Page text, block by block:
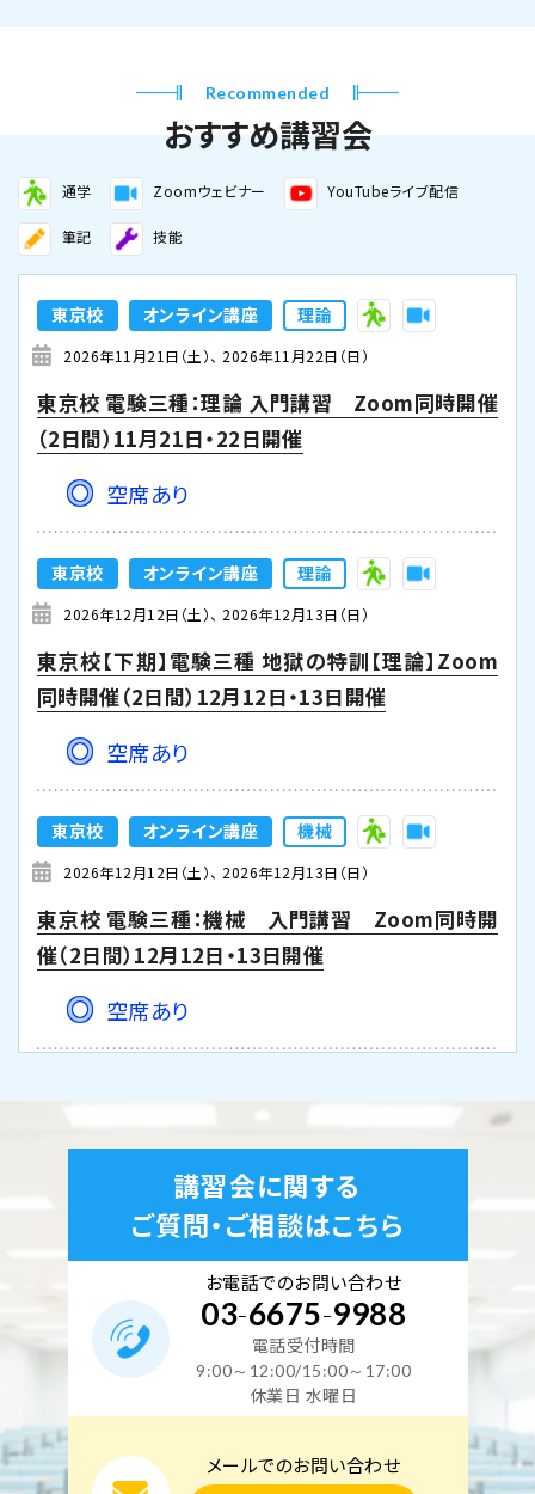
Recommended
おすすめ講習会
通学 Zoomウェビナー YouTubeライブ配信
筆記 技能
東京校 オンライン講座 理論
2026年11月21日（土） 2026年11月22日（日）
東京校 電験三種：理論 入門講習 Zoom同時開催
（2日間）11月21日・22日開催
空席あり
東京校 オンライン講座 理論
2026年12月12日（土） 2026年12月13日（日）
東京校【下期】電験三種 地獄の特訓【理論】Zoom
同時開催（2日間）12月12日・13日開催
空席あり
東京校 オンライン講座 機械
2026年12月12日（土） 2026年12月13日（日）
東京校 電験三種：機械 入門講習 Zoom同時開
催（2日間）12月12日・13日開催
空席あり
東京校【下期】電験三種 地獄の特訓【機械】Zoom
同時開催（2日間）12月19日・20日開催
空席あり
東京校 オンライン講座 電力
2027年1月10日（日）
東京校【下期】電験三種 地獄の特訓【電力】Zoom
同時開催（2日間）1月9日・10日開催
講習会に関する
ご質問・ご相談はこちら
お電話でのお問い合わせ
03-6675-9988
電話受付時間
9:00～12:00/15:00～17:00
休業日 水曜日
メールでのお問い合わせ